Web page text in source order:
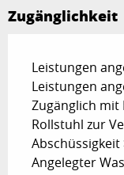
Zugänglichkeit
Leistungen
Leistungen
Zugänglich
Rollstuhl zur
Angelegter